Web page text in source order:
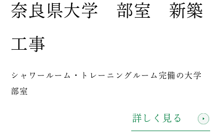
奈良県大学 部室 新築
工事
シャワールーム・トレーニングルーム完備の大学
部室
詳しく見る